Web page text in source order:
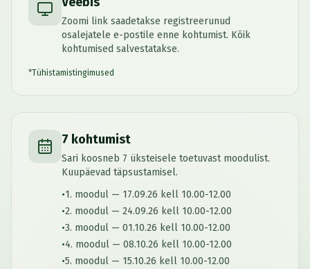
Zoomi link saadetakse registreerunud
osalejatele e-postile enne kohtumist. Kõik
kohtumised salvestatakse.
*Tühistamistingimused
7 kohtumist
Sari koosneb 7 üksteisele toetuvast moodulist.
Kuupäevad täpsustamisel.
•1. moodul — 17.09.26 kell 10.00-12.00
•2. moodul — 24.09.26 kell 10.00-12.00
•3. moodul — 01.10.26 kell 10.00-12.00
•4. moodul — 08.10.26 kell 10.00-12.00
•5. moodul — 15.10.26 kell 10.00-12.00